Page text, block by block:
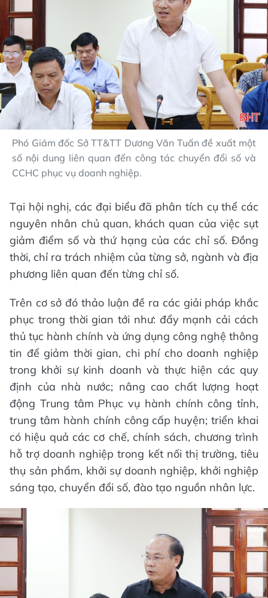
Phó Giám đốc Sở TT&TT Dương Văn Tuấn đề xuất một
số nội dung liên quan đến công tác chuyển đổi số và
CCHC phục vụ doanh nghiệp.
Tại hội nghị, các đại biểu đã phân tích cụ thể các
nguyên nhân chủ quan, khách quan của việc sụt
giảm điểm số và thứ hạng của các chỉ số. Đồng
thời, chỉ ra trách nhiệm của từng sở, ngành và địa
phương liên quan đến từng chỉ số.
Trên cơ sở đó thảo luận đề ra các giải pháp khắc
phục trong thời gian tới như: đẩy mạnh cải cách
thủ tục hành chính và ứng dụng công nghệ thông
tin để giảm thời gian, chi phí cho doanh nghiệp
trong khởi sự kinh doanh và thực hiện các quy
định của nhà nước; nâng cao chất lượng hoạt
động Trung tâm Phục vụ hành chính công tỉnh,
trung tâm hành chính công cấp huyện; triển khai
có hiệu quả các cơ chế, chính sách, chương trình
hỗ trợ doanh nghiệp trong kết nối thị trường, tiêu
thụ sản phẩm, khởi sự doanh nghiệp, khởi nghiệp
sáng tạo, chuyển đổi số, đào tạo nguồn nhân lực.